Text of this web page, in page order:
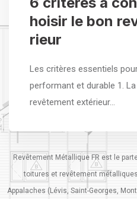
hoisir le bon
rieur
Les critères essentiels
performant et durable 1.
revêtement extérieur…
Revêtement Métallique FR est le
toitures et revêtement
Appalaches (Lévis, Saint-Georges,